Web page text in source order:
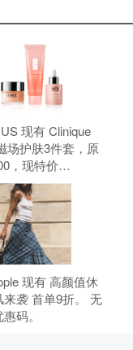
现有 Clinique
场护肤3件套，原
，现特价
约615.66元）。 无
惠码。
现有 高颜值休
来袭 首单9折。 无
码。